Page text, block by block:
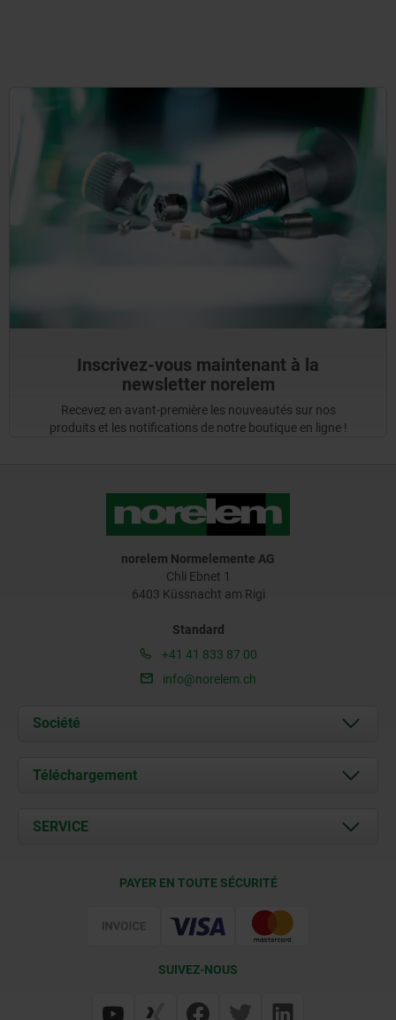
Inscrivez-vous maintenant à la
newsletter norelem
Recevez en avant-première les nouveautés sur nos
produits et les notifications de notre boutique en ligne !
norelem Normelemente AG
Chli Ebnet 1
6403 Küssnacht am Rigi
Standard
+41 41 833 87 00
info@norelem.ch
Société
À propos de nous
Contact
Téléchargement
Documents
SERVICE
PAYER EN TOUTE SÉCURITÉ
SUIVEZ-NOUS